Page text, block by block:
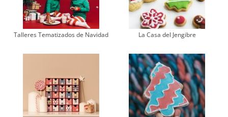
Talleres Tematizados de Navidad La Casa del Jengibre